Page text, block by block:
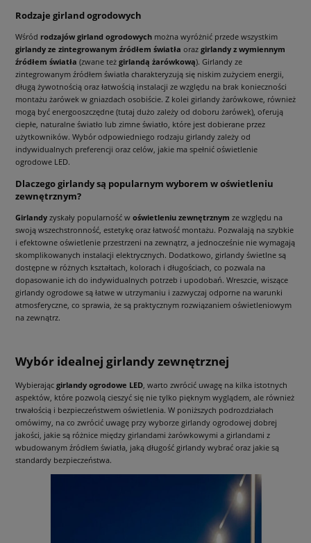
Rodzaje girland ogrodowych
Wśród rodzajów girland ogrodowych można wyróżnić przede wszystkim
girlandy ze zintegrowanym źródłem światła oraz girlandy z wymiennym
źródłem światła (zwane też girlandą żarówkową). Girlandy ze
zintegrowanym źródłem światła charakteryzują się niskim zużyciem energii,
długą żywotnością oraz łatwością instalacji ze względu na brak konieczności
montażu żarówek w gniazdach osobiście. Z kolei girlandy żarówkowe, również
mogą być energooszczędne (tutaj dużo zależy od doboru żarówek), oferują
ciepłe, naturalne światło lub zimne światło, które jest dobierane przez
użytkowników. Wybór odpowiedniego rodzaju girlandy zależy od
indywidualnych preferencji oraz celów, jakie ma spełnić oświetlenie
ogrodowe LED.
Dlaczego girlandy są popularnym wyborem w oświetleniu
zewnętrznym?
Girlandy zyskały popularność w oświetleniu zewnętrznym ze względu na
swoją wszechstronność, estetykę oraz łatwość montażu. Pozwalają na szybkie
i efektowne oświetlenie przestrzeni na zewnątrz, a jednocześnie nie wymagają
skomplikowanych instalacji elektrycznych. Dodatkowo, girlandy świetlne są
dostępne w różnych kształtach, kolorach i długościach, co pozwala na
dopasowanie ich do indywidualnych potrzeb i upodobań. Wreszcie, wiszące
girlandy ogrodowe są łatwe w utrzymaniu i zazwyczaj odporne na warunki
atmosferyczne, co sprawia, że są praktycznym rozwiązaniem oświetleniowym
na zewnątrz.
Wybór idealnej girlandy zewnętrznej
Wybierając girlandy ogrodowe LED, warto zwrócić uwagę na kilka istotnych
aspektów, które pozwolą cieszyć się nie tylko pięknym wyglądem, ale również
trwałością i bezpieczeństwem oświetlenia. W poniższych podrozdziałach
omówimy, na co zwrócić uwagę przy wyborze girlandy ogrodowej dobrej
jakości, jakie są różnice między girlandami żarówkowymi a girlandami z
wbudowanym źródłem światła, jaką długość girlandy wybrać oraz jakie są
standardy bezpieczeństwa.